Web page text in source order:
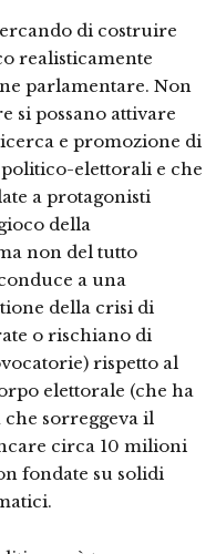
di costruire
realisticamente
parlamentare. Non
si possano attivare
e promozione di
elettorali e che
a protagonisti
della
non del tutto
a una
della crisi di
o rischiano di
rispetto al
elettorale (che ha
sorreggeva il
circa 10 milioni
fondate su solidi